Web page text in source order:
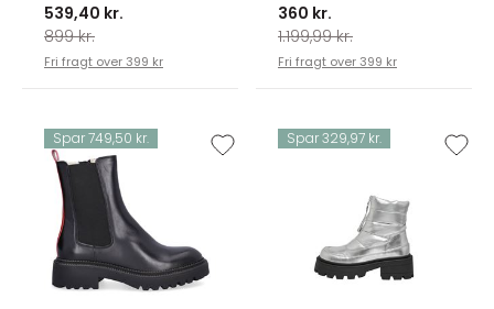
539,40 kr.
899 kr.
Fri fragt over 399 kr
360 kr.
1.199,99 kr.
Fri fragt over 399 kr
Spar 749,50 kr. Spar 329,97 kr.